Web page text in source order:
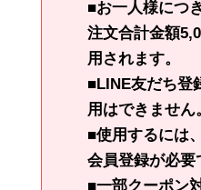
■お一人様につ
注文合計金額
用されます。
■LINE友だち登
用はできません
■使用するには
会員登録が必要
■一部クーポン